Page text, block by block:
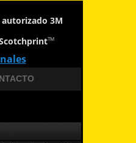
3M
TM